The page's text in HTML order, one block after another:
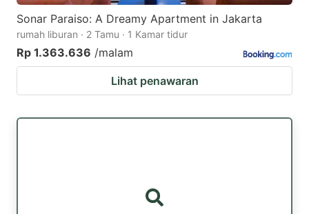
Sonar Paraiso: A Dreamy Apartment in Jakarta
rumah liburan · 2 Tamu · 1 Kamar tidur
Rp 1.363.636 /malam
Lihat penawaran